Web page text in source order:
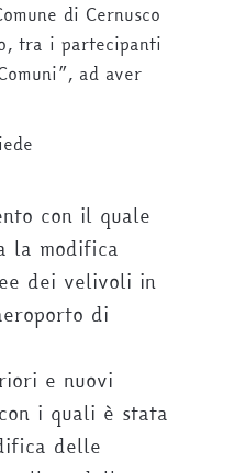
di Cernusco
tra i partecipanti
ad aver
con il quale
la modifica
dei velivoli in
di
e nuovi
i quali è stata
delle